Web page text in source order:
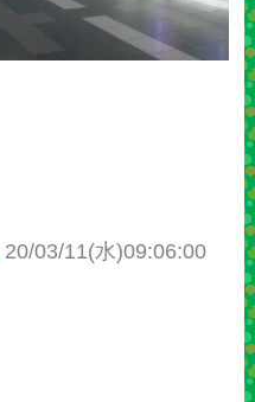
20/03/11(水)09:06:00